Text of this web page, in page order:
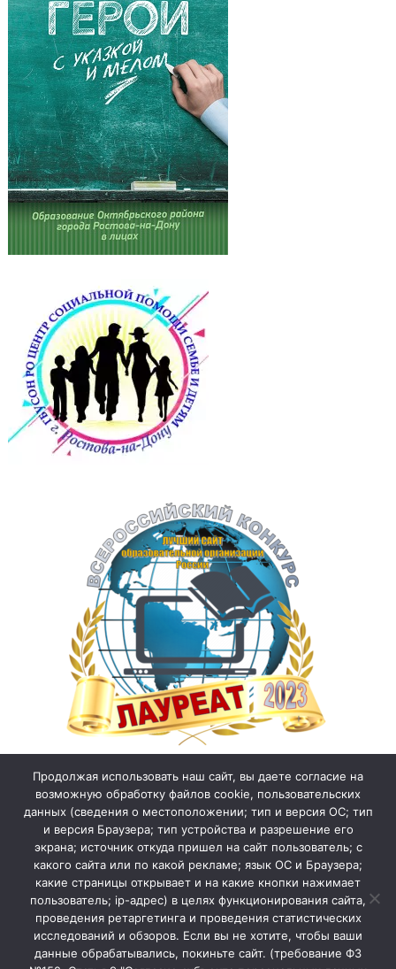
Продолжая использовать наш сайт, вы даете согласие на
возможную обработку файлов cookie, пользовательских
данных (сведения о местоположении; тип и версия ОС; тип
и версия Браузера; тип устройства и разрешение его
экрана; источник откуда пришел на сайт пользователь; с
какого сайта или по какой рекламе; язык ОС и Браузера;
какие страницы открывает и на какие кнопки нажимает
пользователь; ip-адрес) в целях функционирования сайта,
проведения ретаргетинга и проведения статистических
исследований и обзоров. Если вы не хотите, чтобы ваши
данные обрабатывались, покиньте сайт. (требование ФЗ